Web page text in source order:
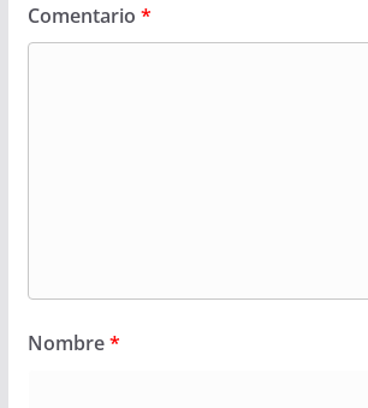
Comentario *
Nombre*